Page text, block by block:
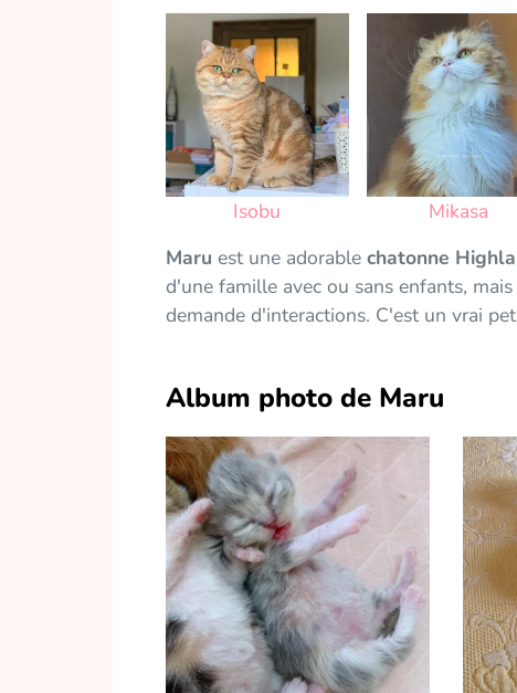
Isobu Mikasa
Maru est une adorable chatonne
d'une famille avec ou sans enfants,
demande d'interactions. C'est un vrai
Album photo de Maru